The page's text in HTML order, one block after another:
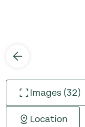
Images (32)
Location